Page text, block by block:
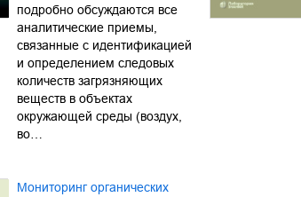
подробно обсуждаются все
аналитические приемы,
связанные с идентификацией
и определением следовых
количеств загрязняющих
веществ в объектах
окружающей среды (воздух,
во…
Мониторинг органических